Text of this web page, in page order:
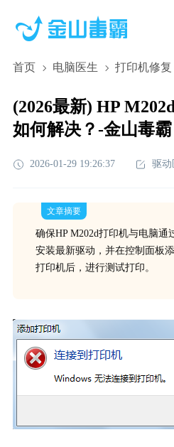
首页 电脑医生 打印机修复
(2026最新) HP
如何解决？-金山毒霸
2026-01-29 19:26:37 驱动
文章摘要
确保HP M202d打印机与电脑通
安装最新驱动，并在控制面板
打印机后，进行测试打印。